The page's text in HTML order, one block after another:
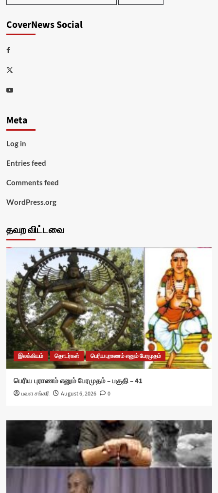
CoverNews Social
Facebook
Twitter
Youtube
Meta
Log in
Entries feed
Comments feed
WordPress.org
தவற விட்டவை
இலக்கியம் தொடர்கள் பெரிய புராணம் எனும் பேரமுதம்
பெரிய புராணம் எனும் பேரமுதம் – பகுதி – 41
பவள சங்கரி August 6, 2026 0